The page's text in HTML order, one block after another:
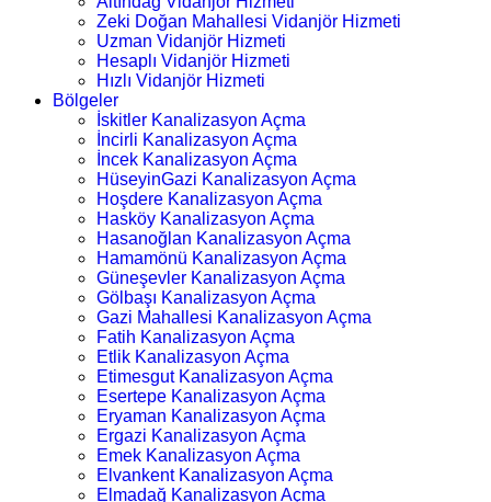
Zeki Doğan Mahallesi Vidanjör Hizmeti
Uzman Vidanjör Hizmeti
Hesaplı Vidanjör Hizmeti
Hızlı Vidanjör Hizmeti
Bölgeler
İskitler Kanalizasyon Açma
İncirli Kanalizasyon Açma
İncek Kanalizasyon Açma
HüseyinGazi Kanalizasyon Açma
Hoşdere Kanalizasyon Açma
Hasköy Kanalizasyon Açma
Hasanoğlan Kanalizasyon Açma
Hamamönü Kanalizasyon Açma
Güneşevler Kanalizasyon Açma
Gölbaşı Kanalizasyon Açma
Gazi Mahallesi Kanalizasyon Açma
Fatih Kanalizasyon Açma
Etlik Kanalizasyon Açma
Etimesgut Kanalizasyon Açma
Esertepe Kanalizasyon Açma
Eryaman Kanalizasyon Açma
Ergazi Kanalizasyon Açma
Emek Kanalizasyon Açma
Elvankent Kanalizasyon Açma
Elmadağ Kanalizasyon Açma